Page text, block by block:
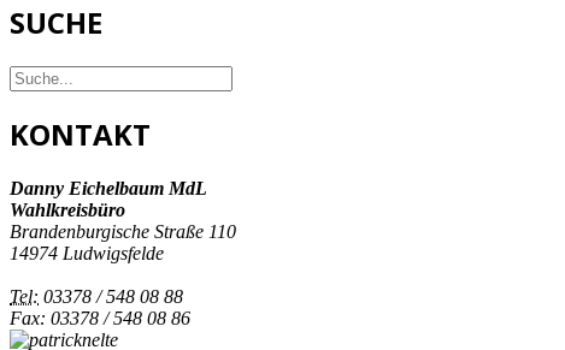
SUCHE
KONTAKT
Danny Eichelbaum MdL
Wahlkreisbüro
Brandenburgische Straße 110
14974 Ludwigsfelde
Tel: 03378 / 548 08 88
Fax: 03378 / 548 08 86